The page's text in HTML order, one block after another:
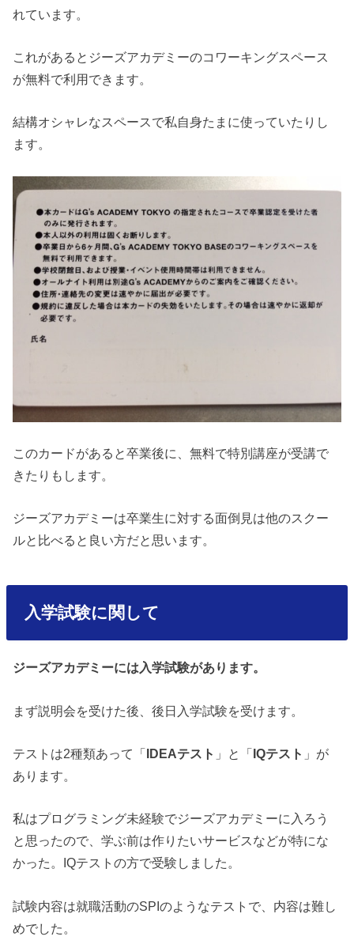
れています。
これがあるとジーズアカデミーのコワーキングスペース
が無料で利用できます。
結構オシャレなスペースで私自身たまに使っていたりし
ます。
このカードがあると卒業後に、無料で特別講座が受講で
きたりもします。
ジーズアカデミーは卒業生に対する面倒見は他のスクー
ルと比べると良い方だと思います。
入学試験に関して
ジーズアカデミーには入学試験があります。
まず説明会を受けた後、後日入学試験を受けます。
テストは2種類あって「IDEAテスト 」と「IQテスト 」が
あります。
私はプログラミング未経験でジーズアカデミーに入ろう
と思ったので、学ぶ前は作りたいサービスなどが特にな
かった。IQテストの方で受験しました。
試験内容は就職活動のSPIのようなテストで、内容は難し
めでした。